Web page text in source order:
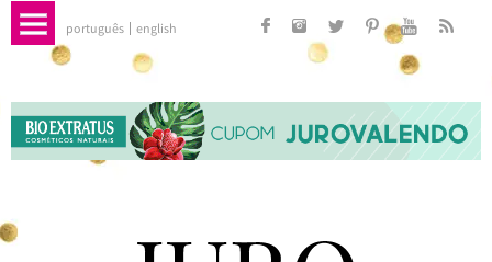
português english